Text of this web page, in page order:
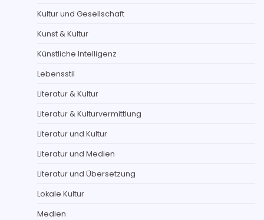
Kultur und Gesellschaft
Kunst & Kultur
Künstliche Intelligenz
Lebensstil
Literatur & Kultur
Literatur & Kulturvermittlung
Literatur und Kultur
Literatur und Medien
Literatur und Übersetzung
Lokale Kultur
Medien